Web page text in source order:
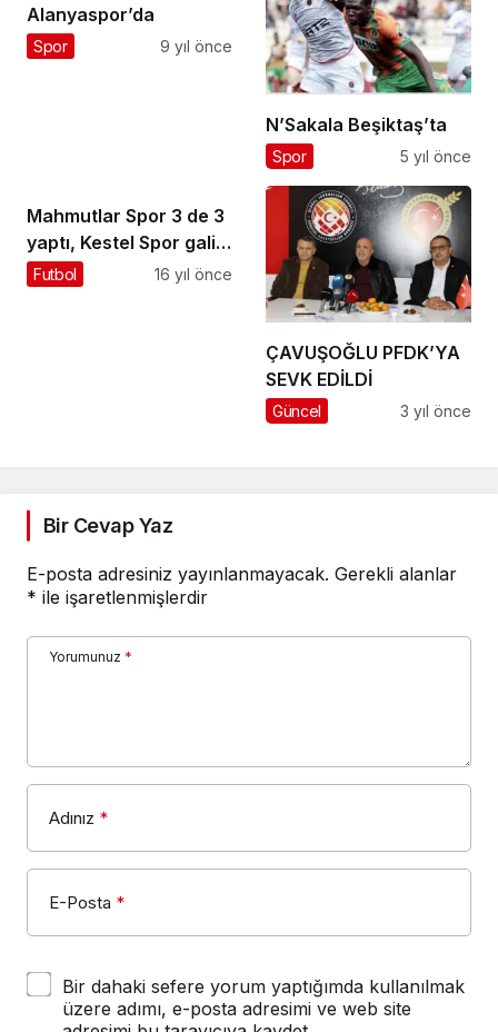
Alanyaspor’da
Spor 9 yıl önce
N’Sakala Beşiktaş’ta
Spor 5 yıl önce
Mahmutlar Spor 3 de 3
yaptı, Kestel Spor galip
2-0
Futbol 16 yıl önce
ÇAVUŞOĞLU PFDK’YA
SEVK EDİLDİ
Güncel 3 yıl önce
Bir Cevap Yaz
E-posta adresiniz yayınlanmayacak. Gerekli alanlar
* ile işaretlenmişlerdir
Yorumunuz *
Adınız *
E-Posta *
Bir dahaki sefere yorum yaptığımda kullanılmak
üzere adımı, e-posta adresimi ve web site